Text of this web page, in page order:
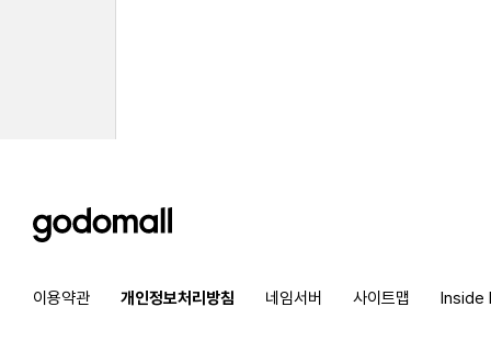
godomall
이용약관 개인정보처리방침 네임서버 사이트맵 Inside